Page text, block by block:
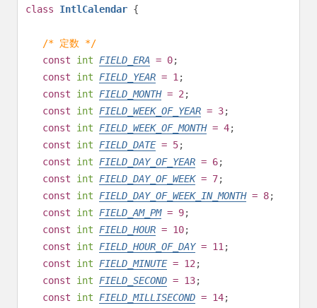
class IntlCalendar {
/* 定数 */
const
int FIELD_ERA = 0;
const
int FIELD_YEAR = 1 ;
const
int FIELD_MONTH= 2 ;
const
int FIELD_WEEK_OF_YEAR = 3;
const
int FIELD_WEEK_OF_MONTH= 4;
const
int FIELD_DATE= 5;
const
int FIELD_DAY_OF_YEAR = 6;
const
int FIELD_DAY_OF_WEEK= 7;
const
int FIELD_DAY_OF_WEEK_IN_MONTH= 8;
const
int FIELD_AM_PM= 9;
const
int FIELD_HOUR = 10;
const
int FIELD_HOUR_OF_DAY= 11 ;
const
int FIELD_MINUTE= 12 ;
const
int FIELD_SECOND = 13;
const
int FIELD_MILLISECOND = 14;